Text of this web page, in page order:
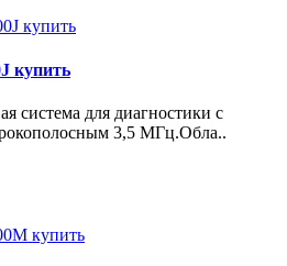
купить
система для диагностики с
3,5 МГц.Обла..